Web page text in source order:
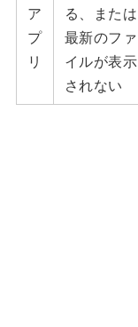
ア
プ
リ
る、または
最新のファ
イルが表示
されない